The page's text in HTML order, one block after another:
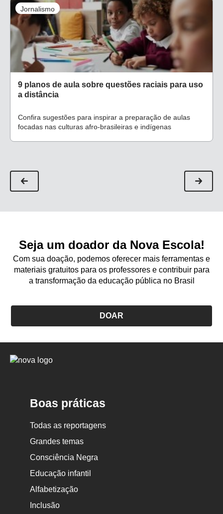
Jornalismo
9 planos de aula sobre questões raciais para uso
a distância
Confira sugestões para inspirar a preparação de aulas
focadas nas culturas afro-brasileiras e indígenas
Seja um doador da Nova Escola!
Com sua doação, podemos oferecer mais ferramentas e
materiais gratuitos para os professores e contribuir para
a transformação da educação pública no Brasil
DOAR
Logo
Boas práticas
Todas as reportagens
Grandes temas
Consciência Negra
Educação infantil
Alfabetização
Inclusão